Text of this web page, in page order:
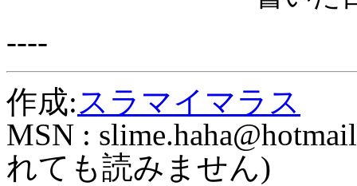
----
作成:スラマイマラス
MSN :
れても読みません)